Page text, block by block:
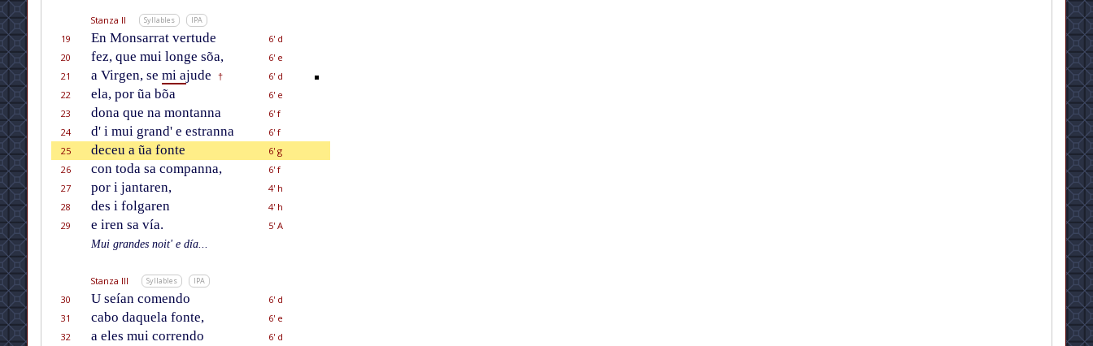
Stanza II Syllables IPA
19 En Monsarrat vertude
6' d
20
fez, que mui longe sõa,
6' e
21
a Virgen, se mi ajude †
6' d
22
ela, por ũa bõa
6' e
23
dona que na montanna
6' f
24
d' i mui grand' e estranna
6' f
25
deceu a ũa fonte
6' g
26
con toda sa companna,
6' f
27
por i jantaren,
4' h
28
des i folgaren
4' h
29
e iren sa vía.
5' A
Mui grandes noit' e día...
Stanza III Syllables IPA
30 U seían comendo
6' d
31
cabo daquela fonte,
6' e
32
a eles mui correndo
6' d